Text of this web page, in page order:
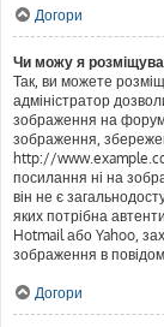
Догори
Чи можу я
Так, ви можете
адміністратор
зображення на
зображення,
http://
посилання ні на
він не є
яких потрібна
Hotmail або Yahoo,
зображення в
Догори